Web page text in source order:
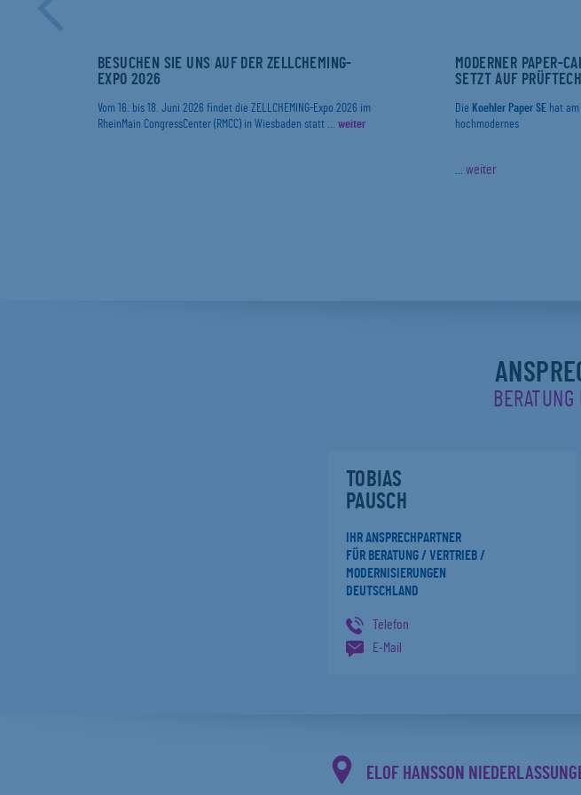
BESUCHEN SIE UNS AUF DER ZELLCHEMING-
EXPO 2026
Vom 16. bis 18. Juni 2026 findet die ZELLCHEMING-Expo 2026 im
RheinMain CongressCenter (RMCC) in Wiesbaden statt ... weiter
MODERNER PAPER-
SETZT AUF
Die Koehler Paper SE hat
hochmodernes
... weiter
TOBIAS
PAUSCH
IHR ANSPRECHPARTNER
FÜR BERATUNG / VERTRIEB /
MODERNISIERUNGEN
DEUTSCHLAND
Telefon
E-Mail
ELOF HANSSON